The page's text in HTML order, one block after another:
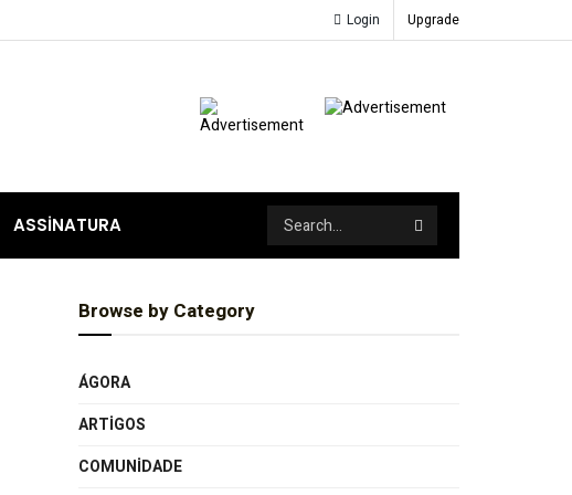
Login Upgrade
ASSINATURA
Browse by Category
ÁGORA
ARTIGOS
COMUNIDADE